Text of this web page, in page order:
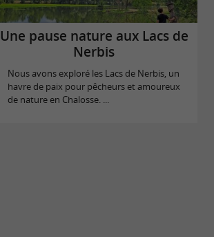
Une pause nature aux Lacs de
Nerbis
Nous avons exploré les Lacs de Nerbis, un
havre de paix pour pêcheurs et amoureux
de nature en Chalosse. ...